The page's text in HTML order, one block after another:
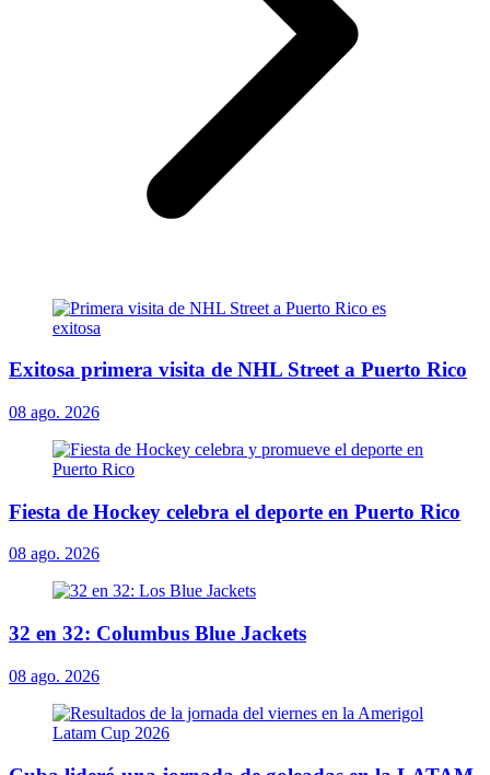
Exitosa primera visita de NHL Street a Puerto Rico
08 ago. 2026
Fiesta de Hockey celebra el deporte en Puerto Rico
08 ago. 2026
32 en 32: Columbus Blue Jackets
08 ago. 2026